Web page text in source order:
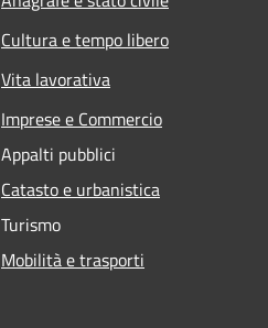
Cultura e tempo libero
Vita lavorativa
Imprese e Commercio
Appalti pubblici
Catasto e urbanistica
Turismo
Mobilità e trasporti